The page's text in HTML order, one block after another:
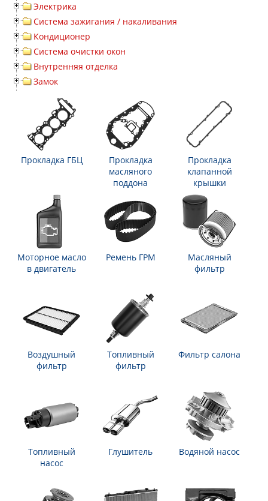
Электрика
Система зажигания / накаливания
Кондиционер
Система очистки окон
Внутренняя отделка
Замок
Прокладка ГБЦ
Прокладка
масляного
поддона
Прокладка
клапанной
крышки
Моторное масло
в двигатель
Ремень ГРМ
Масляный
фильтр
Воздушный
фильтр
Топливный
фильтр
Фильтр салона
Топливный
насос
Глушитель Водяной насос